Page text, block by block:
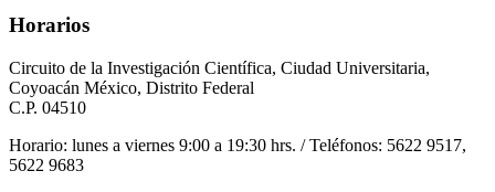
Horarios
Circuito de la Investigación Científica, Ciudad Universitaria,
Coyoacán México, Distrito Federal
C.P. 04510
Horario: lunes a viernes 9:00 a 19:30 hrs. / Teléfonos: 5622 9517,
5622 9683